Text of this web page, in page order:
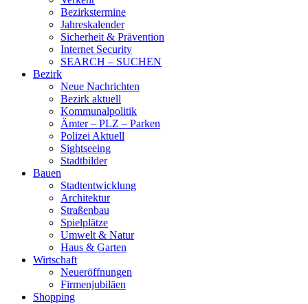
Bezirkstermine
Jahreskalender
Sicherheit & Prävention
Internet Security
SEARCH – SUCHEN
Bezirk
Neue Nachrichten
Bezirk aktuell
Kommunalpolitik
Ämter – PLZ – Parken
Polizei Aktuell
Sightseeing
Stadtbilder
Bauen
Stadtentwicklung
Architektur
Straßenbau
Spielplätze
Umwelt & Natur
Haus & Garten
Wirtschaft
Neueröffnungen
Firmenjubiläen
Shopping